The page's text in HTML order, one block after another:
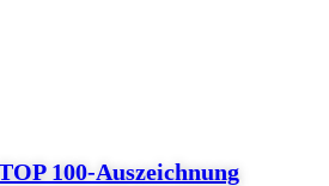
100-Auszeichnung